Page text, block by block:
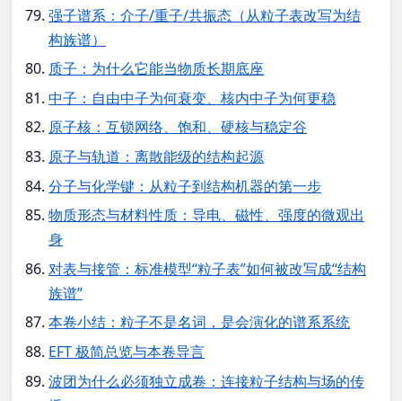
强子谱系：介子/重子/共振态（从粒子表改写为结
构族谱）
质子：为什么它能当物质长期底座
中子：自由中子为何衰变、核内中子为何更稳
原子核：互锁网络、饱和、硬核与稳定谷
原子与轨道：离散能级的结构起源
分子与化学键：从粒子到结构机器的第一步
物质形态与材料性质：导电、磁性、强度的微观出
身
对表与接管：标准模型“粒子表”如何被改写成“结构
族谱”
本卷小结：粒子不是名词，是会演化的谱系系统
EFT 极简总览与本卷导言
波团为什么必须独立成卷：连接粒子结构与场的传